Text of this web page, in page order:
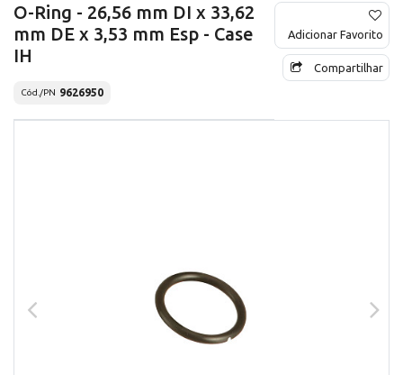
O-Ring - 26,56 mm DI x 33,62
mm DE x 3,53 mm Esp - Case
IH
Cód./PN 9626950
Adicionar Favorito
Compartilhar